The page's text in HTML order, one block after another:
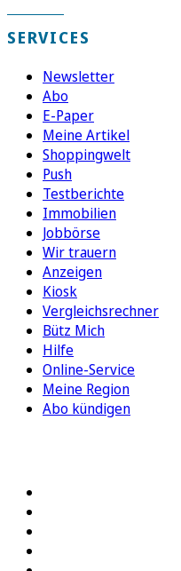
SERVICES
Newsletter
Abo
E-Paper
Meine Artikel
Shoppingwelt
Push
Testberichte
Immobilien
Jobbörse
Wir trauern
Anzeigen
Kiosk
Vergleichsrechner
Bütz Mich
Hilfe
Online-Service
Meine Region
Abo kündigen